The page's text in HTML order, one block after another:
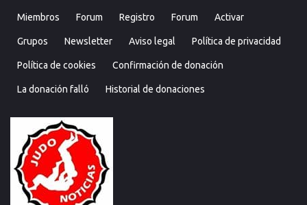
Miembros Forum Registro Forum Activar
Grupos Newsletter Aviso legal Política de privacidad
Política de cookies Confirmación de donación
La donación falló Historial de donaciones